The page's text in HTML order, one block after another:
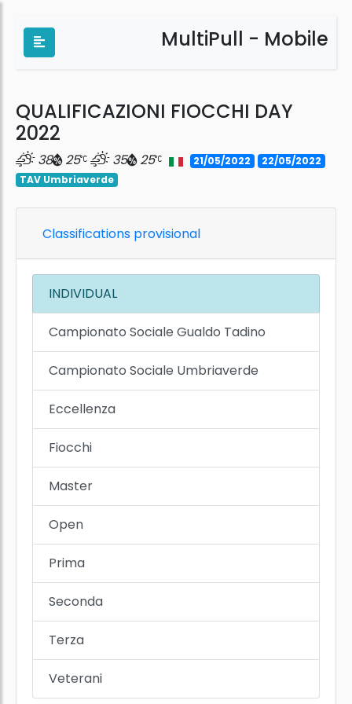
MultiPull - Mobile
QUALIFICAZIONI FIOCCHI DAY
2022
38 25 35 25 21/05/2022
22/05/2022
TAV Umbriaverde
Classifications provisional
INDIVIDUAL
Campionato Sociale Gualdo Tadino
Campionato Sociale Umbriaverde
Eccellenza
Fiocchi
Master
Open
Prima
Seconda
Terza
Veterani